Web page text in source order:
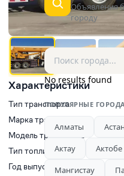
Характеристики
Тип транспорта
Марка транспорта
Модель транспорта
Тип топлива
Год выпуска
Объявления
городу
No results found
ПОПУЛЯРНЫЕ ГОРОДА
Алматы
Актау
Актобе
Мангистау